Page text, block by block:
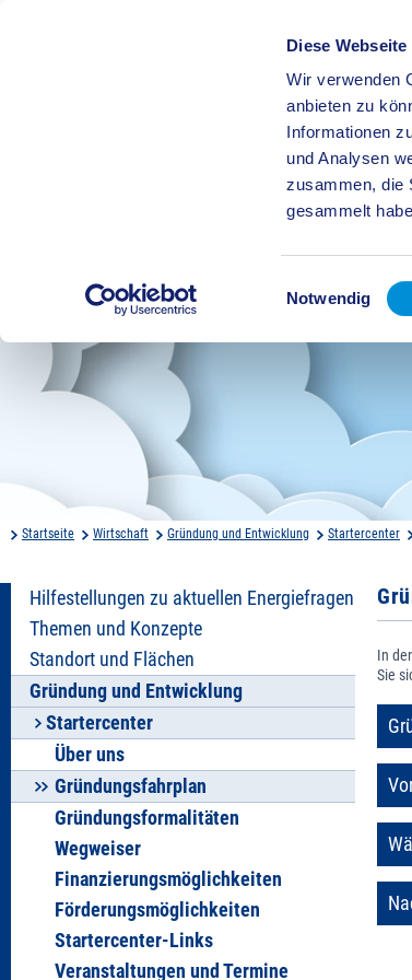
Diese
Wir verwenden
anbieten zu
Informationen
und Analysen
zusammen, die
gesammelt
Notwendig
Startseite Wirtschaft Gründung und Entwicklung Startercenter
Hilfestellungen zu aktuellen Energiefragen
Themen und Konzepte
Standort und Flächen
Gründung und Entwicklung
Startercenter
Über uns
Gründungsfahrplan
Gründungsformalitäten
Wegweiser
Finanzierungsmöglichkeiten
Förderungsmöglichkeiten
Startercenter-Links
Veranstaltungen und Termine
In
Sie